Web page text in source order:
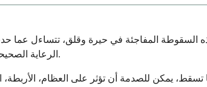
السقوطة المفاجئة في حيرة وقلق، تتساءل
الرعاية الصحيحة، وفهم ما قد يحدث يمكن أن يساعدك على الشعور بمزيد من التحكم أثناء فترة التعافي.
يمكن للصدمة أن تؤثر على العظام، الأربطة،